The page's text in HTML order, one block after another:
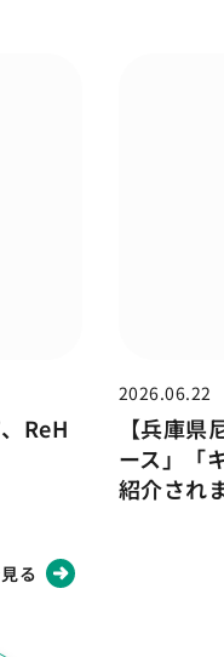
ReH
る
2026.06.22
【兵庫
ース」「
紹介され